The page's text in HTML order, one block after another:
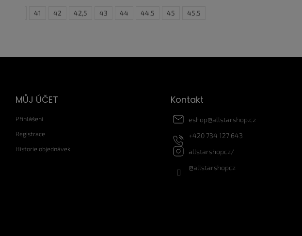
41 42 42,5 43 44 44,5 45 45,5
Z
MŮJ ÚČET
Přihlášení
Registrace
Historie objednávek
Kontakt
eshop@allstarshop.cz
+420 734 127 643
allstarshopcz/
@allstarshopcz